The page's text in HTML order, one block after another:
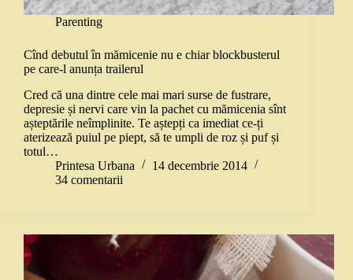
Parenting
Cînd debutul în mămicenie nu e chiar blockbusterul
pe care-l anunța trailerul
Cred că una dintre cele mai mari surse de fustrare,
depresie și nervi care vin la pachet cu mămicenia sînt
așteptările neîmplinite. Te aștepți ca imediat ce-ți
aterizează puiul pe piept, să te umpli de roz și puf și
totul…
Printesa Urbana
14 decembrie 2014
34 comentarii